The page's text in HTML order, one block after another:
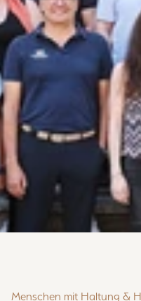
Menschen mit Haltung &